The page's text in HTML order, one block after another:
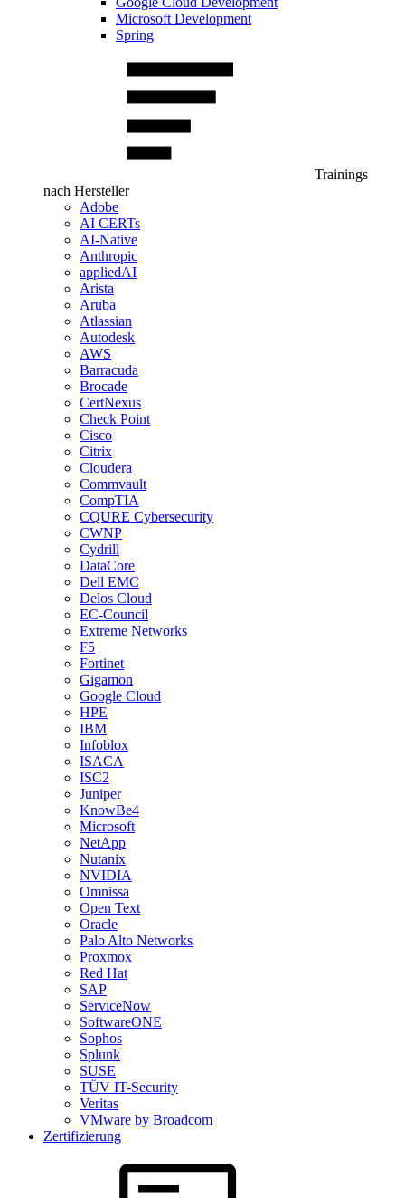
Microsoft Development
Spring
Trainings
nach Hersteller
Adobe
AI CERTs
AI-Native
Anthropic
appliedAI
Arista
Aruba
Atlassian
Autodesk
AWS
Barracuda
Brocade
CertNexus
Check Point
Cisco
Citrix
Cloudera
Commvault
CompTIA
CQURE Cybersecurity
CWNP
Cydrill
DataCore
Dell EMC
Delos Cloud
EC-Council
Extreme Networks
F5
Fortinet
Gigamon
Google Cloud
HPE
IBM
Infoblox
ISACA
ISC2
Juniper
KnowBe4
Microsoft
NetApp
Nutanix
NVIDIA
Omnissa
Open Text
Oracle
Palo Alto Networks
Proxmox
Red Hat
SAP
ServiceNow
SoftwareONE
Sophos
Splunk
SUSE
TÜV IT-Security
Veritas
VMware by Broadcom
Zertifizierung